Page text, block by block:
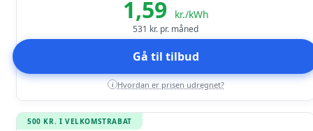
1,59 kr./kWh
531 kr. pr. måned
Gå til tilbud
i Hvordan er prisen udregnet?
500 KR. I VELKOMSTRABAT